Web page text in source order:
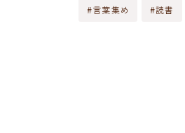
#言葉集め #読書